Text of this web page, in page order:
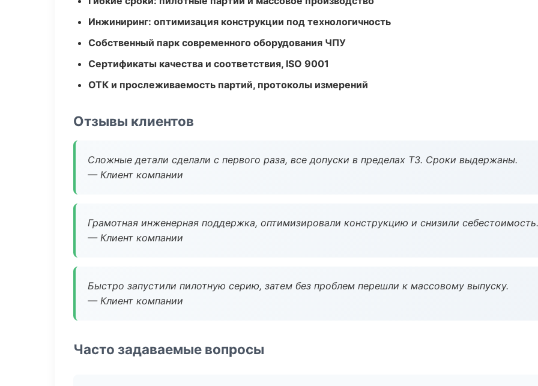
Инжиниринг: оптимизация конструкции под технологичность
Собственный парк современного оборудования ЧПУ
Сертификаты качества и соответствия, ISO 9001
ОТК и прослеживаемость партий, протоколы измерений
Отзывы клиентов
Сложные детали сделали с первого раза, все допуски в пределах ТЗ. Сроки выдержаны.
— Клиент компании
Грамотная инженерная поддержка, оптимизировали конструкцию и снизили себестоимость.
— Клиент компании
Быстро запустили пилотную серию, затем без проблем перешли к массовому выпуску.
— Клиент компании
Часто задаваемые вопросы